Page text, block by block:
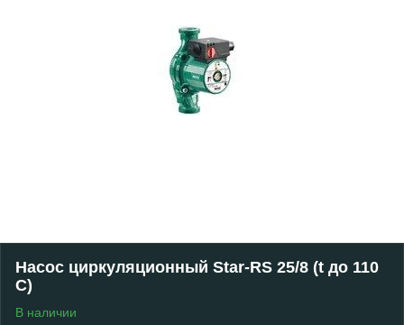
Насос циркуляционный Star-RS 25/8 (t до 110
С)
В наличии